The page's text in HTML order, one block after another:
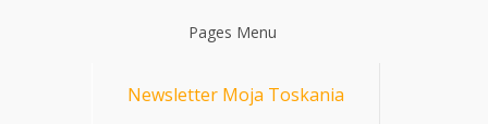
Pages Menu
Newsletter Moja Toskania